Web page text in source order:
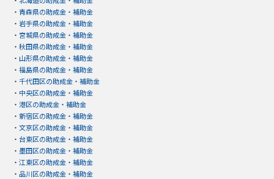
・ 青森県の助成金・補助金
・ 岩手県の助成金・補助金
・ 宮城県の助成金・補助金
・ 秋田県の助成金・補助金
・ 山形県の助成金・補助金
・ 福島県の助成金・補助金
・ 千代田区の助成金・補助金
・ 中央区の助成金・補助金
・ 港区の助成金・補助金
・ 新宿区の助成金・補助金
・ 文京区の助成金・補助金
・ 台東区の助成金・補助金
・ 墨田区の助成金・補助金
・ 江東区の助成金・補助金
・ 品川区の助成金・補助金